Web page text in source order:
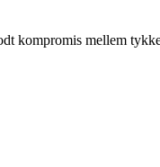
kompromis mellem